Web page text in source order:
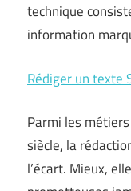
technique
information
Rédiger un texte
Parmi les
siècle, la
l’écart. Mieux,